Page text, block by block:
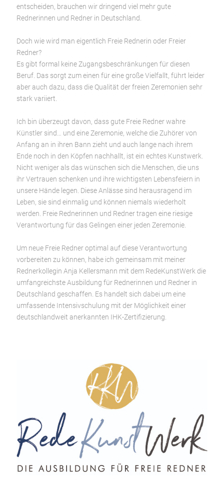
entscheiden, brauchen wir dringend viel mehr gute
Rednerinnen und Redner in Deutschland.
Doch wie wird man eigentlich Freie Rednerin oder Freier
Redner?
Es gibt formal keine Zugangsbeschränkungen für diesen
Beruf. Das sorgt zum einen für eine große Vielfallt, führt leider
aber auch dazu, dass die Qualität der freien Zeremonien sehr
stark variiert.
Ich bin überzeugt davon, dass gute Freie Redner wahre
Künstler sind… und eine Zeremonie, welche die Zuhörer von
Anfang an in ihren Bann zieht und auch lange nach ihrem
Ende noch in den Köpfen nachhallt, ist ein echtes Kunstwerk.
Nicht weniger als das wünschen sich die Menschen, die uns
ihr Vertrauen schenken und ihre wichtigsten Lebensfeiern in
unsere Hände legen. Diese Anlässe sind herausragend im
Leben, sie sind einmalig und können niemals wiederholt
werden. Freie Rednerinnen und Redner tragen eine riesige
Verantwortung für das Gelingen einer jeden Zeremonie.
Um neue Freie Redner optimal auf diese Verantwortung
vorbereiten zu können, habe ich gemeinsam mit meiner
Rednerkollegin Anja Kellersmann mit dem RedeKunstWerk die
umfangreichste Ausbildung für Rednerinnen und Redner in
Deutschland geschaffen. Es handelt sich dabei um eine
umfassende Intensivschulung mit der Möglichkeit einer
deutschlandweit anerkannten IHK-Zertifizierung.